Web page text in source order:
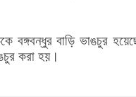
বঙ্গবন্ধুর বাড়ি ভাঙচুর
করা হয়।